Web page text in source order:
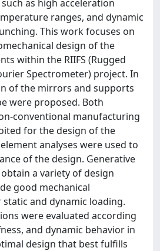
as high acceleration
ranges, and dynamic
This work focuses on
design of the
within the RIIFS (Rugged
Spectrometer) project. In
of the mirrors and supports
were proposed. Both
conventional manufacturing
for the design of the
analyses were used to
of the design. Generative
a variety of design
good mechanical
and dynamic loading.
were evaluated according
and dynamic behavior in
design that best fulfills